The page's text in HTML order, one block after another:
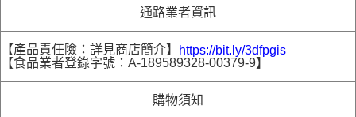
通路業者資訊
【產品責任險：詳見商店簡介】
https://bit.ly/3dfpgis
【食品業者登錄字號：A-189589328-00379-9】
購物須知